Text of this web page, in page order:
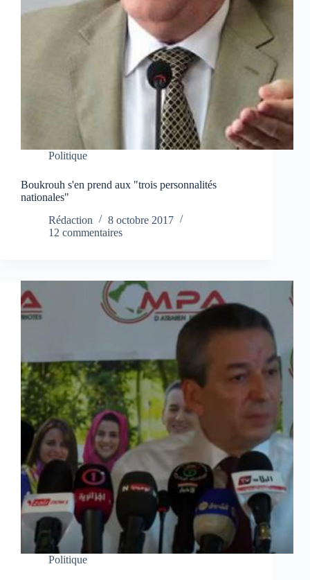
Politique
Boukrouh s'en prend aux "trois personnalités
nationales"
Rédaction
8 octobre 2017
12 commentaires
Politique